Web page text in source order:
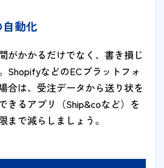
動化
がかかるだけでなく、書き損じ
ShopifyなどのECプラットフォ
合は、受注データから送り状を
きるアプリ（Ship&coなど）を
まで減らしましょう。